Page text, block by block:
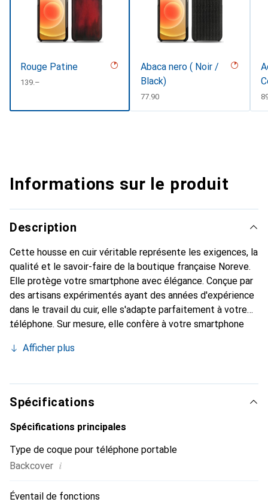
Rouge Patine
CHF
139.–
Abaca nero ( Noir /
Black)
CHF
77.90
Informations sur le produit
Description
Cette housse en cuir véritable représente les exigences, la
qualité et le savoir-faire de la boutique française Noreve.
Elle protège votre smartphone avec élégance. Conçue par
des artisans expérimentés ayant des années d'expérience
dans le travail du cuir, elle s'adapte parfaitement à votre
téléphone. Sur mesure, elle confère à votre smartphone
Elle devient un accessoire chic et indispensable. La
produits de haute qualité et constitue un choix fiable pour
une clientèle exigeante.
Afficher plus
Spécifications
Spécifications principales
Type de coque pour téléphone portable
Backcover i
Éventail de fonctions